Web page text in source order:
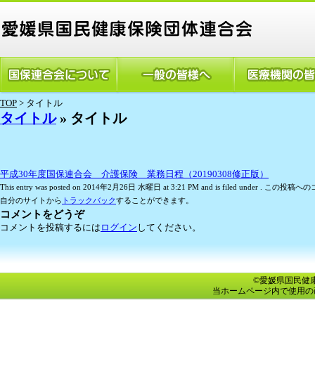
TOP > タイトル
タイトル» タイトル
平成30年度国保連合会 介護保険 業務日程（20190308修正版）
This entry was posted on 2014年2月26日 水曜日 at 3:21 PM and is filed under . この投稿へ
自分のサイトから トラックバックすることができます。
コメントをどうぞ
コメントを投稿するには ログイン してください。
©愛媛県国民健
当ホームページ内で使用